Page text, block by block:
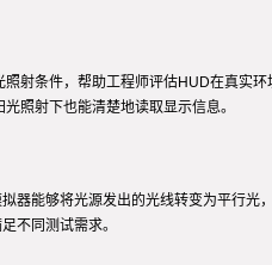
射条件，帮助工程师评估HUD在真实
照射下也能清楚地读取显示信息。
能够将光源发出的光线转变为平行
不同测试需求。